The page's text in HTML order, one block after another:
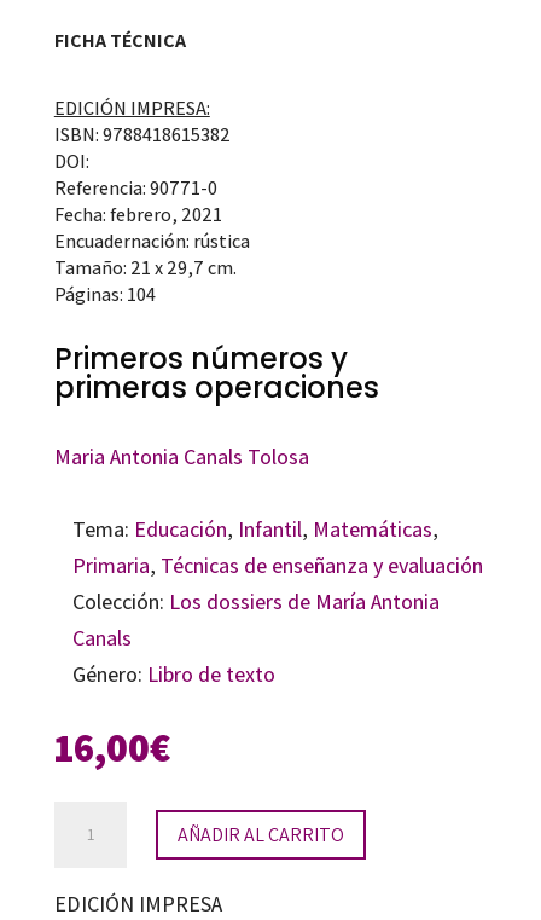
FICHA TÉCNICA
EDICIÓN IMPRESA:
ISBN: 9788418615382
DOI:
Referencia: 90771-0
Fecha: febrero, 2021
Encuadernación: rústica
Tamaño: 21 x 29,7 cm.
Páginas: 104
Primeros números y
primeras operaciones
Maria Antonia Canals Tolosa
Tema: Educación, Infantil, Matemáticas,
Primaria, Técnicas de enseñanza y evaluación
Colección: Los dossiers de María Antonia
Canals
Género: Libro de texto
16,00€
y
AÑADIR AL CARRITO
EDICIÓN IMPRESA